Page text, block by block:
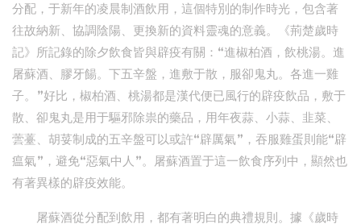
分配，于新年的凌晨制酒飲用，這個特別的制作時光，包含著
往故納新、協調陰陽、更換新的資料靈魂的意義。《荊楚歲時
記》所記錄的除夕飲食皆與辟疫有關：“進椒柏酒，飲桃湯。進
屠蘇酒、膠牙餳。下五辛盤，進敷于散，服卻鬼丸。各進一雞
子。”好比，椒柏酒、桃湯都是漢代便已風行的辟疫飲品，敷于
散、卻鬼丸是用于驅邪除祟的藥品，用年夜蒜、小蒜、韭菜、
蕓薹、胡荽制成的五辛盤可以或許“辟厲氣”，吞服雞蛋則能“辟
瘟氣”，避免“惡氣中人”。屠蘇酒置于這一飲食序列中，顯然也
有著異樣的辟疫效能。
屠蘇酒從分配到飲用，都有著明白的典禮規則。據《歲時